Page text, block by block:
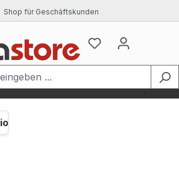
Shop für Geschäftskunden